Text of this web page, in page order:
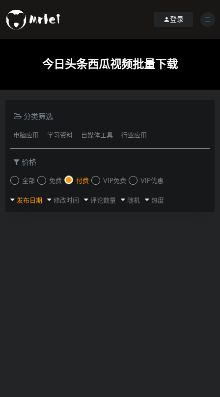
登录
今日头条西瓜视频批量下载
分类筛选
电脑应用 学习资料 自媒体工具 行业应用
价格
全部 免费 付费 VIP免费 VIP优惠
发布日期 修改时间 评论数量 随机 热度